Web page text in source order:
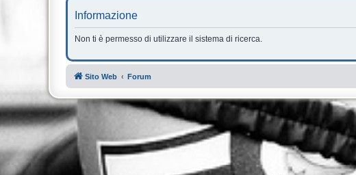
Informazione
Non ti è permesso di utilizzare il sistema di ricerca.
Sito Web Forum